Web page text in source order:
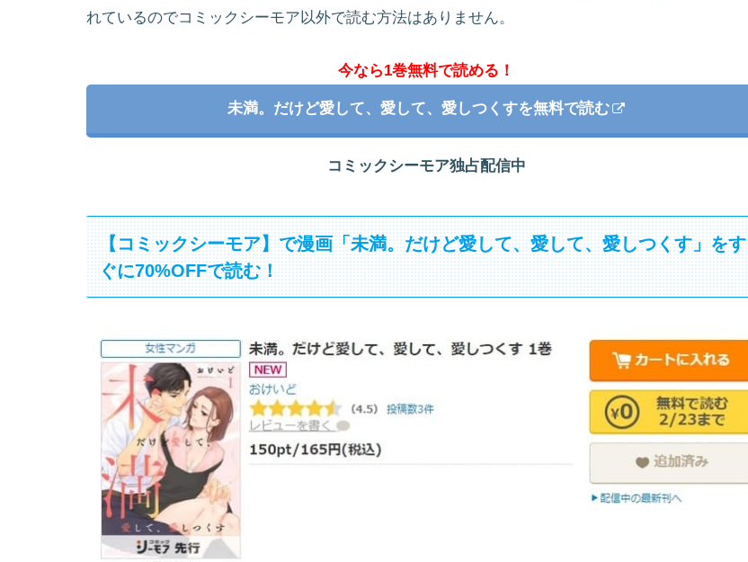
れているのでコミックシーモア以外で読む方法はありません。
今なら1巻無料で読める！
未満。だけど愛して、愛して、愛しつくすを無料で読む
コミックシーモア独占配信中
【コミックシーモア】で漫画「未満。だけど愛して、愛して、愛しつくす」をす
ぐに70%OFFで読む！